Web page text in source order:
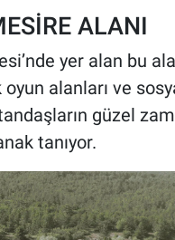
ALANI
yer alan bu
oyun alanları ve
güzel
tanıyor.